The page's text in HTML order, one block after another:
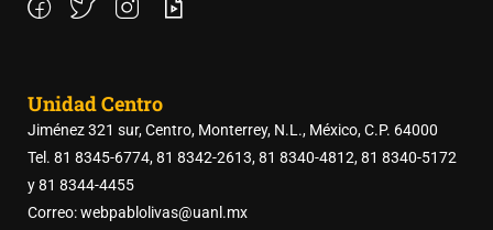
Unidad Centro
Jiménez 321 sur, Centro, Monterrey, N.L., México, C.P. 64000
Tel. 81 8345-6774, 81 8342-2613, 81 8340-4812, 81 8340-5172
y 81 8344-4455
Correo: webpablolivas@uanl.mx